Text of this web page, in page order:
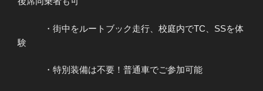
・街中をルートブック走行、校庭内でTC、SSを体
験
・特別装備は不要！普通車でご参加可能